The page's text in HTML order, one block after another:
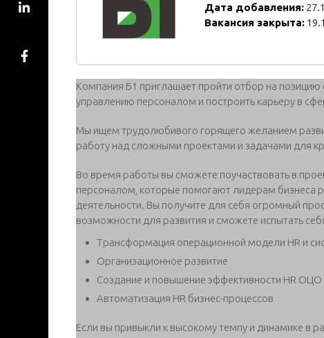
Дата добавления:
Вакансия закрыта:
Компания Б1 приглашает пройти отбор на позицию
управлению персоналом и построить карьеру в
Мы ищем трудолюбивого горящего желанием
работу над сложными проектами и задачами для
Во время работы вы сможете поучаствовать в
персоналом, которые помогают лидерам бизнеса
деятельности. Вы получите для себя огромный
возможности для развития и сможете испытать
Трансформация операционной модели HR и
Организационное развитие
Создание и повышение эффективности HR
Автоматизация HR бизнес-процессов
Если вы привыкли к высокому темпу и динамике в